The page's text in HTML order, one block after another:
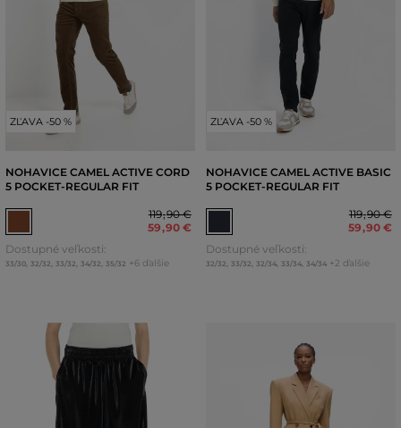
ZĽAVA -50 %
NOHAVICE CAMEL ACTIVE CORD
5 POCKET-REGULAR FIT
119,90 €
59,90 €
Dostupné veľkosti:
33/30, 32/32 33/32 34/32 35/32 +6 ďalšie
ZĽAVA -50 %
NOHAVICE CAMEL ACTIVE BASIC
5 POCKET-REGULAR FIT
119,90 €
59,90 €
Dostupné veľkosti:
32/32 33/32 32/34, 33/34, 34/34 +2 ďalšie